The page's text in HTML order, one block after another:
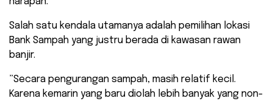
Salah satu kendala utamanya adalah pemilihan lokasi
Bank Sampah yang justru berada di kawasan rawan
banjir.
​”Secara pengurangan sampah, masih relatif kecil.
Karena kemarin yang baru diolah lebih banyak yang non-